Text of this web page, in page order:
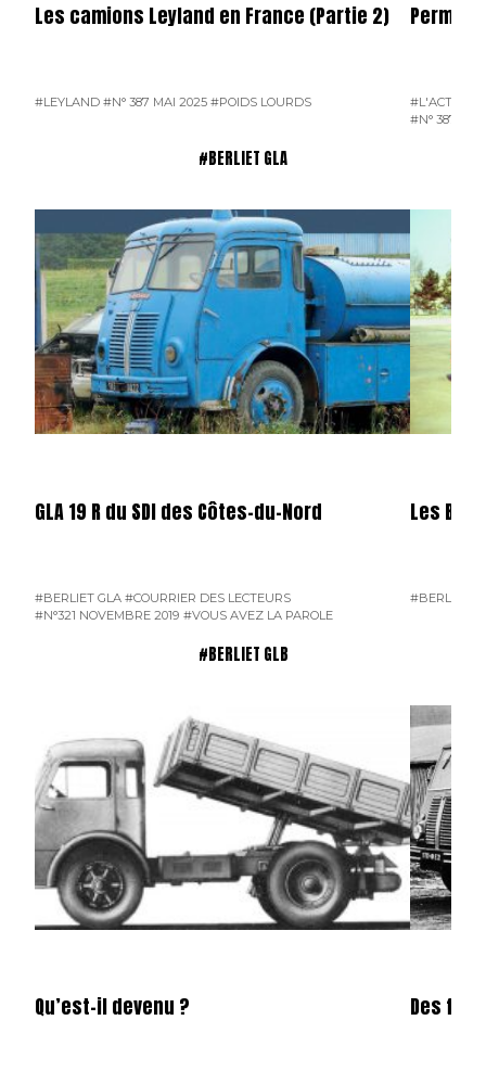
Les camions Leyland en France (Partie 2)
#LEYLAND #N° 387 MAI 2025 #POIDS LOURDS
Permier
#N° 387 MAI
#BERLIET GLA
GLA 19 R du SDI des Côtes-du-Nord
#BERLIET GLA #COURRIER DES LECTEURS
#N°321 NOVEMBRE 2019 #VOUS AVEZ LA PAROLE
Les
#BERLIET
#BERLIET GLB
Qu’est-il devenu ? Des